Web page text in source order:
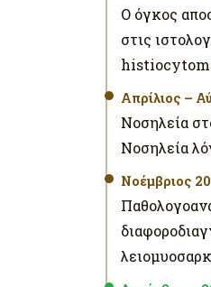
Ο όγκος
στις
Απρίλιος –
Νοσηλεία
Νοσηλεία
Νοέμβριος